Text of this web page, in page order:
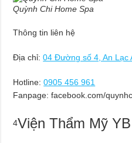
Quỳnh Chi Home Spa
Thông tin liên hệ
Địa chỉ:04 Đường số 4, An Lạc
Hotline: 0905 456 961
Fanpage: facebook.com/
4Viện Thẩm Mỹ YB